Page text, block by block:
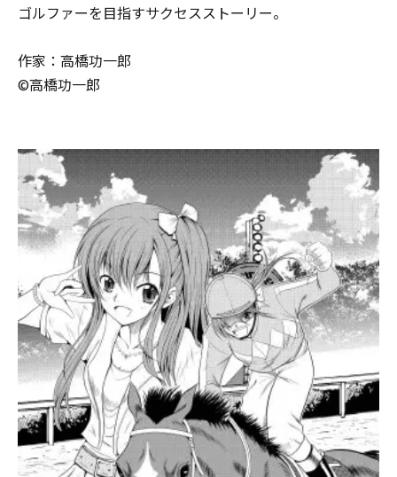
ゴルファーを目指すサクセスストーリー。
作家：高橋功一郎
©高橋功一郎